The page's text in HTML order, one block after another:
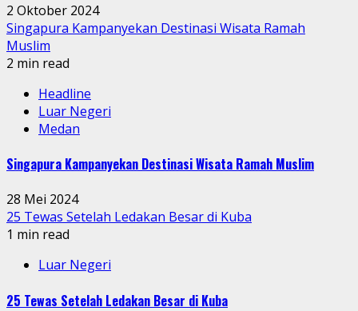
2 Oktober 2024
Singapura Kampanyekan Destinasi Wisata Ramah
Muslim
2 min read
Headline
Luar Negeri
Medan
Singapura Kampanyekan Destinasi Wisata Ramah Muslim
28 Mei 2024
25 Tewas Setelah Ledakan Besar di Kuba
1 min read
Luar Negeri
25 Tewas Setelah Ledakan Besar di Kuba